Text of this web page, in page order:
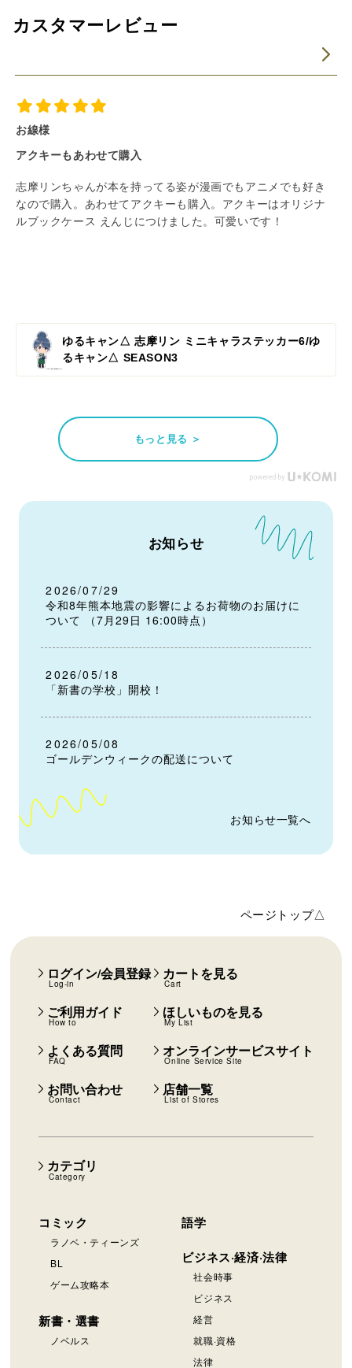
カスタマーレビュー
アクキーもあわせて購入
志摩リンちゃんが本を持ってる姿が漫画でもアニメでも好き
なので購入。あわせてアクキーも購入。アクキーはオリジナ
ルブックケース えんじにつけました。可愛いです！
お線
ゆるキャン△ 志摩リン ミニキャラステッカー6/ゆ
るキャン△ SEASON3
もっと見る ＞
お知らせ
2026/07/29
令和8年熊本地震の影響によるお荷物のお届けに
ついて （7月29日 16:00時点）
2026/05/18
「新書の学校」開校！
2026/05/08
ゴールデンウィークの配送について
お知らせ一覧へ
ページトップ△
カテゴリ
Category
コミック
ラノベ・ティーンズ
BL
ゲーム攻略本
新書・選書
ノベルス
語学
ビジネス·経済·法律
社会時事
ビジネス
経営
就職·資格
法律
ログイン/会員登録
Log-in
カートを見る
Cart
ご利用ガイド
How to
ほしいものを見る
My List
よくある質問
FAQ
オンラインサービスサイト
Online Service Site
お問い合わせ
Contact
店舗一覧
List of Stores